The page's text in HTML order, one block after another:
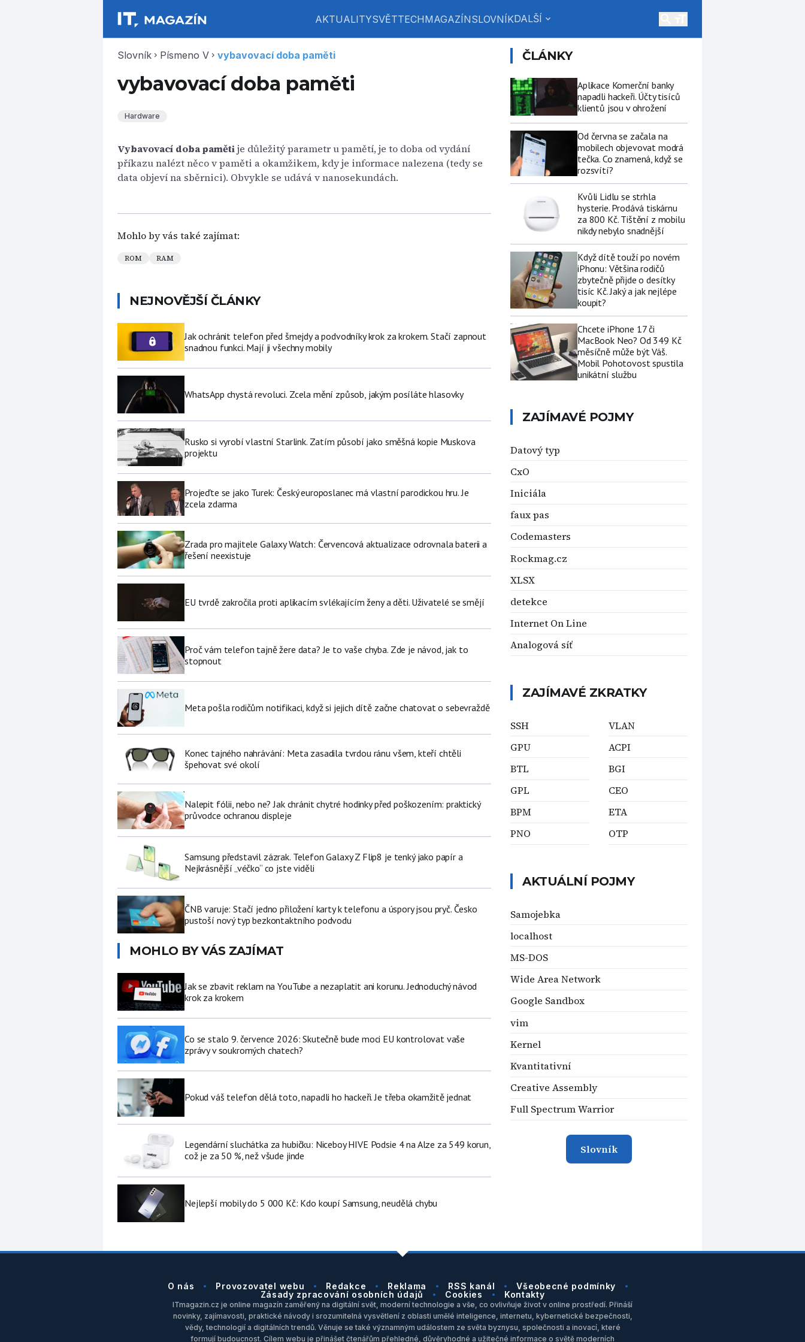
AKTUALITYSVĚTTECHMAGAZÍNSLOVNÍKDALŠÍ expand_more
Slovník chevron_right Písmeno V chevron_right vybavovací doba paměti
vybavovací doba paměti
Hardware
Vybavovací doba pamětije důležitý parametr u pamětí, je to doba od vydání
příkazu nalézt něco v paměti a okamžikem, kdy je informace nalezena (tedy se
data objeví na sběrnici). Obvykle se udává v nanosekundách.
Mohlo by vás také zajímat:
ROM RAM
NEJNOVĚJŠÍ ČLÁNKY
Jak ochránit telefon před šmejdy a podvodníky krok za krokem. Stačí zapnout
snadnou funkci. Mají ji všechny mobily
WhatsApp chystá revoluci. Zcela mění způsob, jakým posíláte hlasovky
Rusko si vyrobí vlastní Starlink. Zatím působí jako směšná kopie Muskova
projektu
Projeďte se jako Turek: Český europoslanec má vlastní parodickou hru. Je
zcela zdarma
Zrada pro majitele Galaxy Watch: Červencová aktualizace odrovnala baterii a
řešení neexistuje
EU tvrdě zakročila proti aplikacím svlékajícím ženy a děti. Uživatelé se smějí
Proč vám telefon tajně žere data? Je to vaše chyba. Zde je návod, jak to
stopnout
Meta pošla rodičům notifikaci, když si jejich dítě začne chatovat o sebevraždě
Konec tajného nahrávání: Meta zasadila tvrdou ránu všem, kteří chtěli
špehovat své okolí
Nalepit fólii, nebo ne? Jak chránit chytré hodinky před poškozením: praktický
průvodce ochranou displeje
Samsung představil zázrak. Telefon Galaxy Z Flip8 je tenký jako papír a
Nejkrásnější „véčko“ co jste viděli
ČNB varuje: Stačí jedno přiložení karty k telefonu a úspory jsou pryč. Česko
pustoší nový typ bezkontaktního podvodu
MOHLO BY VÁS ZAJÍMAT
Jak se zbavit reklam na YouTube a nezaplatit ani korunu. Jednoduchý návod
krok za krokem
Co se stalo 9. července 2026: Skutečně bude moci EU kontrolovat vaše
zprávy v soukromých chatech?
Pokud váš telefon dělá toto, napadli ho hackeři. Je třeba okamžitě jednat
Legendární sluchátka za hubičku: Niceboy HIVE Podsie 4 na Alze za 549 korun,
což je za 50 %, než všude jinde
Nejlepší mobily do 5 000 Kč: Kdo koupí Samsung, neudělá chybu
ČLÁNKY
Aplikace Komerční banky
napadli hackeři. Účty tisíců
klientů jsou v ohrožení
Od června se začala na
mobilech objevovat modrá
tečka. Co znamená, když se
rozsvítí?
Kvůli Lidlu se strhla
hysterie. Prodává tiskárnu
za 800 Kč. Tištění z mobilu
nikdy nebylo snadnější
Když dítě touží po novém
iPhonu: Většina rodičů
zbytečně přijde o desítky
tisíc Kč. Jaký a jak nejlépe
koupit?
Chcete iPhone 17 či
MacBook Neo? Od 349 Kč
měsíčně může být Váš.
Mobil Pohotovost spustila
unikátní službu
ZAJÍMAVÉ POJMY
Datový typ
CxO
Iniciála
faux pas
Codemasters
Rockmag.cz
XLSX
detekce
Internet On Line
Analogová síť
ZAJÍMAVÉ ZKRATKY
SSH
GPU
BTL
GPL
BPM
PNO
VLAN
ACPI
BGI
CEO
ETA
OTP
AKTUÁLNÍ POJMY
Samojebka
localhost
MS-DOS
Wide Area Network
Google Sandbox
vim
Kernel
Kvantitativní
Creative Assembly
Full Spectrum Warrior
Slovník
O nás Provozovatel webu Redakce Reklama RSS kanál
Všeobecné podmínky
Zásady zpracování osobních údajů
Cookies Kontakty
ITmagazin.cz je online magazín zaměřený na digitální svět, moderní technologie a vše, co ovlivňuje život v online prostředí. Přináší
novinky, zajímavosti, praktické návody i srozumitelná vysvětlení z oblasti umělé inteligence, internetu, kybernetické bezpečnosti,
vědy, technologií a digitálních trendů. Věnuje se také významným událostem ze světa byznysu, společnosti a inovací, které
formují budoucnost. Cílem webu je přinášet čtenářům přehledné, důvěryhodné a užitečné informace o světě moderních